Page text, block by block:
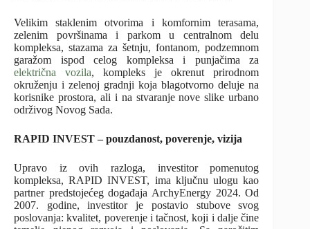
Velikim staklenim otvorima i komfornim terasama,
zelenim površinama i parkom u centralnom delu
kompleksa, stazama za šetnju, fontanom, podzemnom
garažom ispod celog kompleksa i punjačima za
električna vozila, kompleks je okrenut prirodnom
okruženju i zelenoj gradnji koja blagotvorno deluje na
korisnike prostora, ali i na stvaranje nove slike urbano
održivog Novog Sada.
RAPID INVEST – pouzdanost, poverenje, vizija
Upravo iz ovih razloga, investitor pomenutog
kompleksa, RAPID INVEST, ima ključnu ulogu kao
partner predstojećeg događaja ArchyEnergy 2024. Od
2007. godine, investitor je postavio stubove svog
poslovanja: kvalitet, poverenje i tačnost, koji i dalje čine